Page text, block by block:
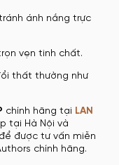
ánh nắng trực
vẹn tinh chất.
thất thường như
chính hãng tại LAN
tại Hà Nội và
để được tư vấn miễn
chính hãng.